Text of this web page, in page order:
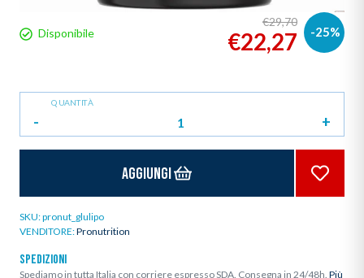
Disponibile -25%
€29,70
€22,27
QUANTITÀ
- +
Aggiungi
SKU:pronut_glulipo
VENDITORE:Pronutrition
SPEDIZIONI
Spediamo in tutta Italia con corriere espresso SDA. Consegna in 24/48h. Più